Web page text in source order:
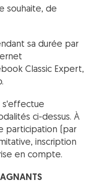
souhaite, de
sa durée par
Classic Expert,
s'effectue
ci-dessus. À
participation (par
inscription
en compte.